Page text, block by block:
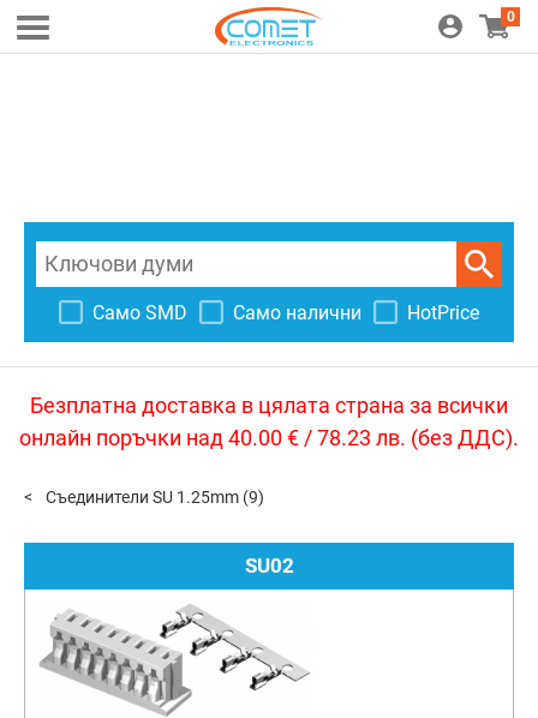
0
Само SMD Само налични HotPrice
Безплатна доставка в цялата страна за всички
онлайн поръчки над 40.00 € / 78.23 лв. (без ДДС).
Съединители SU 1.25mm (9)
SU02